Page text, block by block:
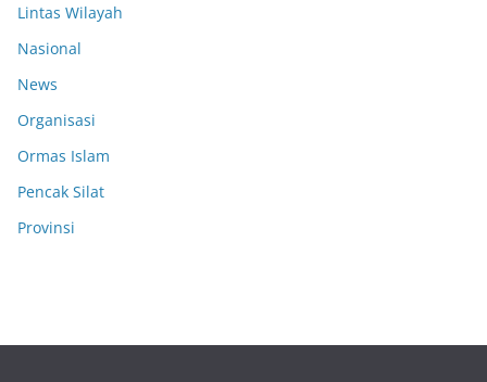
Lintas Wilayah
Nasional
News
Organisasi
Ormas Islam
Pencak Silat
Provinsi